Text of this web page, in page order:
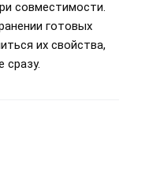
совместимости.
готовых
их свойства,
сразу.